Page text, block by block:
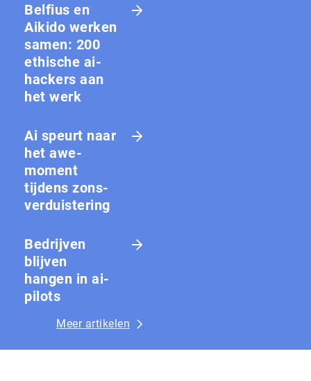
Belfius en
Aikido werken
samen: 200
ethische ai-
hackers aan
het werk
Ai speurt naar
het awe-
moment
tijdens zons­
ver­duis­te­ring
Bedrijven
blijven
hangen in ai-
pilots
Meer artikelen